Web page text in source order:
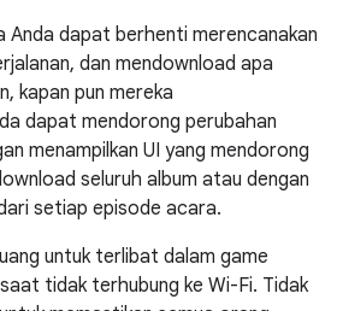
Anda dapat berhenti merencanakan
dan mendownload apa
kapan pun mereka
dapat mendorong perubahan
menampilkan UI yang mendorong
seluruh album atau dengan
setiap episode acara.
untuk terlibat dalam game
tidak terhubung ke Wi-Fi. Tidak